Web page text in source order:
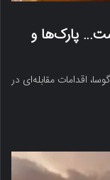
پارک‌ها و
اقدامات مقابله‌ای در